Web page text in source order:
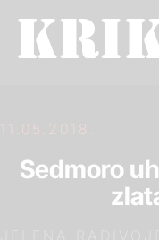
11.05.2018.
Sedmoro